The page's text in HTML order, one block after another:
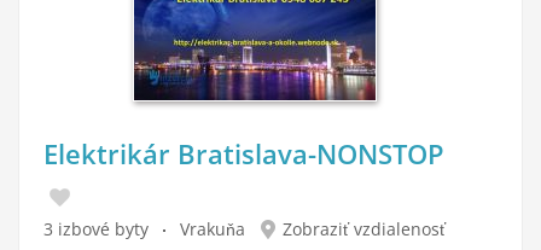
Elektrikár Bratislava-NONSTOP
3 izbové byty Vrakuňa
Zobraziť vzdialenosť